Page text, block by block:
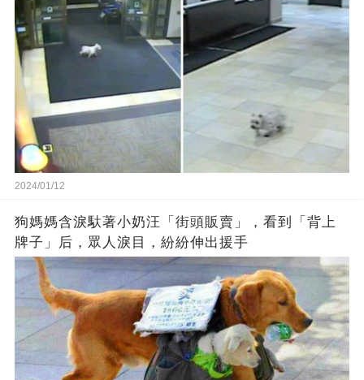
2024/01/12
狗媽媽含淚馱著小奶汪「街頭販賣」，看到「背上
牌子」后，眾人淚目，紛紛伸出援手